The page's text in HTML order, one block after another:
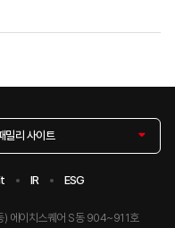
밀리 사이트
IR ESG
) 에이치스퀘어 S동 904~911호